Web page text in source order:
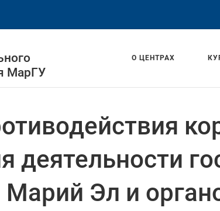
МарГУ
О ЦЕНТРАХ
деятельности
Марий Эл и